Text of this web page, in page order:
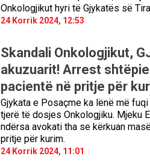
Onkologjikut hyri të Gjykatës së
24 Korrik 2024, 12:53
Skandali Onkologjikut,
akuzuarit! Arrest
pacientë në pritje për
Gjykata e Posaçme ka lënë më
tjerë të dosjes Onkologjiku. Mjeku
ndërsa avokati tha se kërkuan
pritje për kurim.
24 Korrik 2024, 11:01